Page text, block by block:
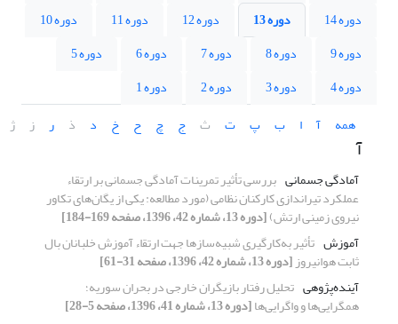
دوره 14
دوره 13 دوره 12 دوره 11
دوره 10
دوره 9
دوره 8 دوره 7 دوره 6
دوره 5
دوره 4
دوره 3 دوره 2
دوره 1
همه
آ ا ب پ ت ث ج چ ح خ د ذ ر ز ژ
آ
آمادگی جسمانی بررسی تأثیر تمرینات آمادگی جسمانی بر ارتقاء
عملکرد تیراندازی کارکنان نظامی (مورد مطالعه: یکی از یگان‌های تکاور
نیروی زمینی ارتش)[دوره 13، شماره 42، 1396، صفحه 169-184]
آموزش تأثیر به‌کارگیری شبیه‌سازها جهت ارﺗﻘاء آموزش خلبانان بال
ثابت هوانیروز[دوره 13، شماره 42، 1396، صفحه 31-61]
آینده‌پژوهی تحلیل رفتار بازیگران خارجی در بحران سوریه؛
همگرایی‌ها و واگرایی‌ها[دوره 13، شماره 41، 1396، صفحه 5-28]